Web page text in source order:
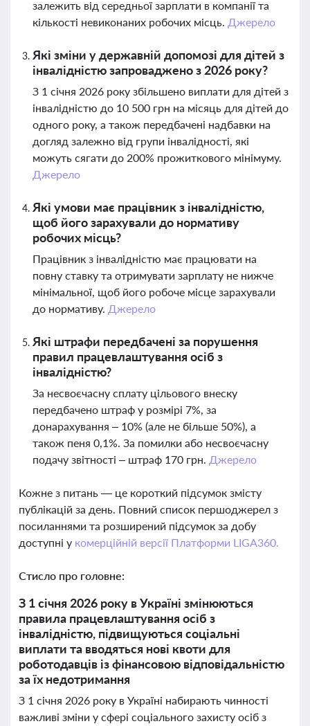
залежить від середньої зарплати в компанії та
кількості невиконаних робочих місць. Джерело
Які зміни у державній допомозі для дітей з
інвалідністю запроваджено з 2026 року?
З 1 січня 2026 року збільшено виплати для дітей з
інвалідністю до 10 500 грн на місяць для дітей до
одного року, а також передбачені надбавки на
догляд залежно від групи інвалідності, які
можуть сягати до 200% прожиткового мінімуму.
Джерело
Які умови має працівник з інвалідністю,
щоб його зарахували до нормативу
робочих місць?
Працівник з інвалідністю має працювати на
повну ставку та отримувати зарплату не нижче
мінімальної, щоб його робоче місце зарахували
до нормативу. Джерело
Які штрафи передбачені за порушення
правил працевлаштування осіб з
інвалідністю?
За несвоєчасну сплату цільового внеску
передбачено штраф у розмірі 7%, за
донарахування – 10% (але не більше 50%), а
також пеня 0,1%. За помилки або несвоєчасну
подачу звітності – штраф 170 грн. Джерело
Кожне з питань — це короткий підсумок змісту
публікацій за день. Повний список першоджерел з
посиланнями та розширений підсумок за добу
доступні у комерційній версії Платформи LIGA360.
Стисло про головне:
З 1 січня 2026 року в Україні змінюються
правила працевлаштування осіб з
інвалідністю, підвищуються соціальні
виплати та вводяться нові квоти для
роботодавців із фінансовою відповідальністю
за їх недотримання
З 1 січня 2026 року в Україні набирають чинності
важливі зміни у сфері соціального захисту осіб з